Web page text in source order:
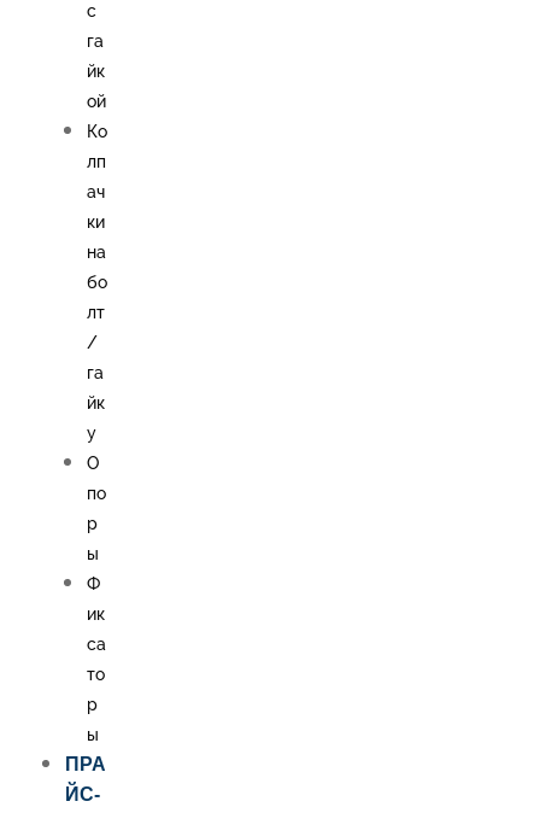
с
га
йк
ой
Ко
лп
ач
ки
на
бо
лт
/
га
йк
у
О
по
р
ы
Ф
ик
са
то
р
ы
ПРА
ЙС-